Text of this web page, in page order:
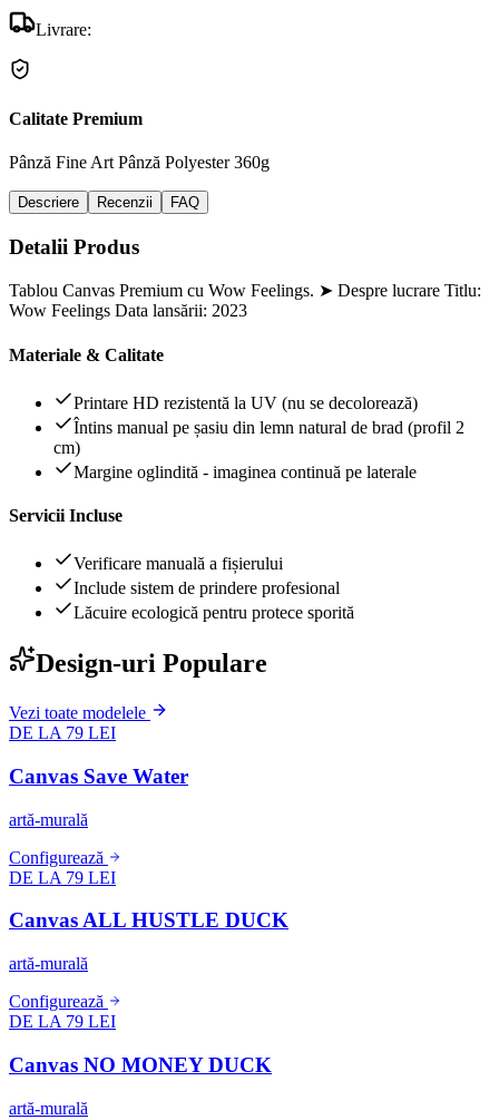
Livrare:
Calitate Premium
Pânză Fine Art Pânză Polyester 360g
Descriere Recenzii FAQ
Detalii Produs
Tablou Canvas Premium cu Wow Feelings. ➤ Despre lucrare Titlu:
Wow Feelings Data lansării: 2023
Materiale & Calitate
Printare HD rezistentă la UV (nu se decolorează)
Întins manual pe șasiu din lemn natural de brad (profil 2
cm)
Margine oglindită - imaginea continuă pe laterale
Servicii Incluse
Verificare manuală a fișierului
Include sistem de prindere profesional
Lăcuire ecologică pentru protece sporită
Design-uri Populare
Vezi toate modelele
DE LA 79 LEI
Canvas Save Water
artă-murală
Configurează
DE LA 79 LEI
Canvas ALL HUSTLE DUCK
artă-murală
Configurează
DE LA 79 LEI
Canvas NO MONEY DUCK
artă-murală